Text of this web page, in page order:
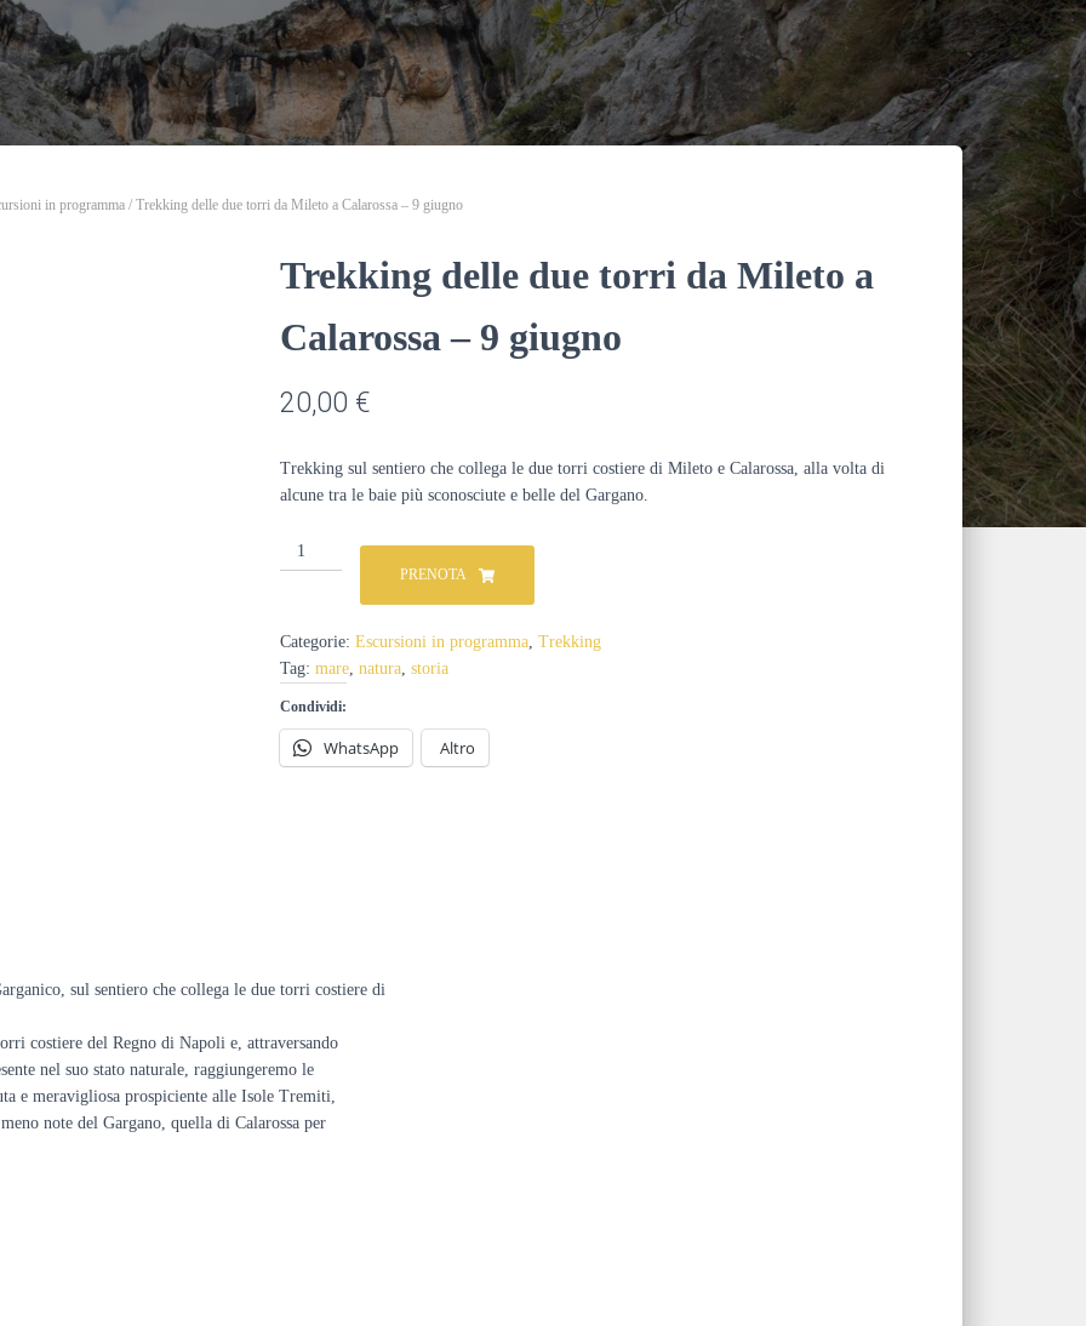
k
in programma / Trekking delle due torri da Mileto a Calarossa – 9 giugno
Trekking delle due torri da Mileto a
Calarossa – 9 giugno
20,00 €
Trekking sul sentiero che collega le due torri costiere di Mileto e Calarossa, alla volta di
alcune tra le baie più sconosciute e belle del Gargano.
Trekking
delle
da
Mileto
a
Calarossa
-
PRENOTA
Categorie: Escursioni in programma, Trekking
Tag: mare, natura, storia
Condividi:
WhatsApp Altro
sul sentiero che collega le due torri costiere di
costiere del Regno di Napoli e, attraversando
nel suo stato naturale, raggiungeremo le
e meravigliosa prospiciente alle Isole Tremiti,
note del Gargano, quella di Calarossa per